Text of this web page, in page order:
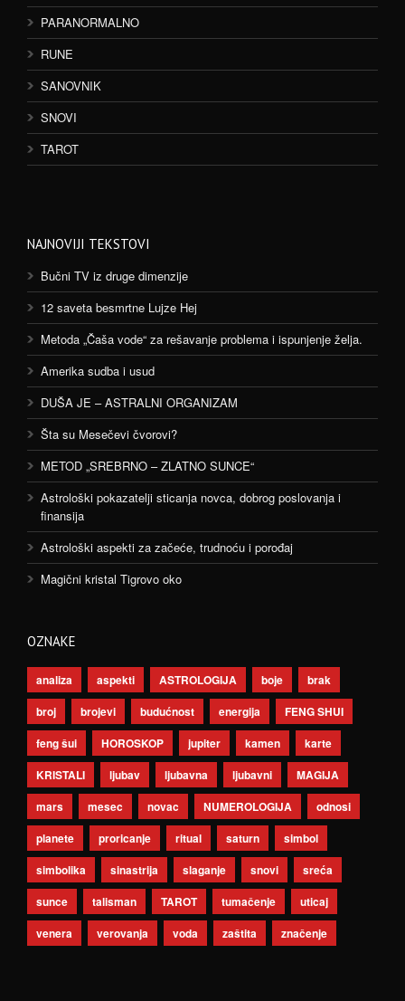
PARANORMALNO
RUNE
SANOVNIK
SNOVI
TAROT
NAJNOVIJI TEKSTOVI
Bučni TV iz druge dimenzije
12 saveta besmrtne Lujze Hej
Metoda „Čaša vode“ za rešavanje problema i ispunjenje želja.
Amerika sudba i usud
DUŠA JE – ASTRALNI ORGANIZAM
Šta su Mesečevi čvorovi?
METOD „SREBRNO – ZLATNO SUNCE“
Astrološki pokazatelji sticanja novca, dobrog poslovanja i
finansija
Astrološki aspekti za začeće, trudnoću i porođaj
Magični kristal Tigrovo oko
OZNAKE
analiza aspekti ASTROLOGIJA boje
brak
broj
brojevi budućnost energija
FENG SHUI
feng šui
HOROSKOP jupiter kamen
karte
KRISTALI
ljubav ljubavna ljubavni
MAGIJA
mars
mesec novac NUMEROLOGIJA
odnosi
planete
proricanje ritual saturn
simbol
simbolika
sinastrija slaganje snovi
sreća
sunce
talisman TAROT tumačenje
uticaj
venera
verovanja voda zaštita značenje